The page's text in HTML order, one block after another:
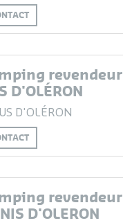
revendeur
D'OLÉRON
D'OLÉRON
revendeur
D'OLERON